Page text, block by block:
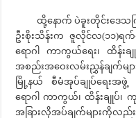
ထို့နောက် ပဲခူးတိုင်းဒေသကြီ
ဦးစိုးသိန်းက ဇူလိုင်လ(၁၁)ရက်
ရောဂါ ကာကွယ်ရေး၊ ထိန်း
အစည်းအဝေးလမ်းညွှန်ချက်မျ
မြို့နယ် စီမံအုပ်ချုပ်ရေးအဖွဲ့
ရောဂါ ကာကွယ်၊ ထိန်းချုပ်၊
အခြားလိုအပ်ချက်များကိုလ